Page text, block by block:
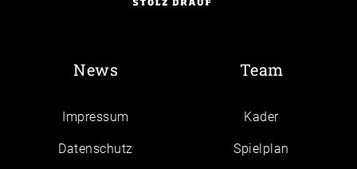
News
Impressum
Daten­schutz
Team
Kader
Spielplan